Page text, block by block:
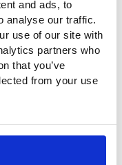
and ads, to
analyse our traffic.
use of our site with
partners who
that you’ve
from your use